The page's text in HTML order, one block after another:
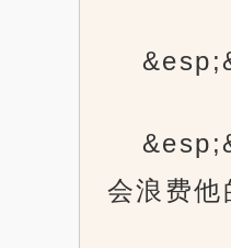
会浪费他